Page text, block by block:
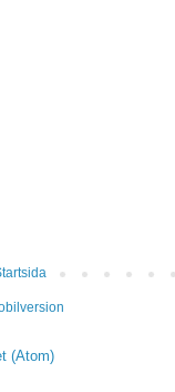
(Atom)